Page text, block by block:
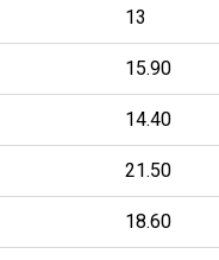
13
15.90
14.40
21.50
18.60